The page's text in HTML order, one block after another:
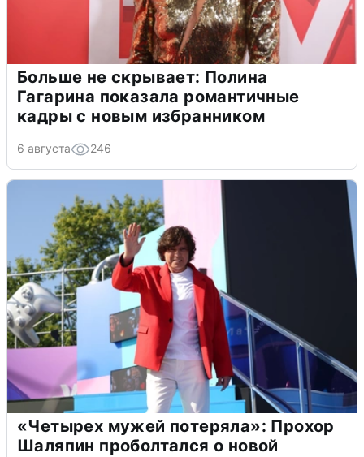
Больше не скрывает: Полина
Гагарина показала романтичные
кадры с новым избранником
6 августа 246
«Четырех мужей потеряла»: Прохор
Шаляпин проболтался о новой